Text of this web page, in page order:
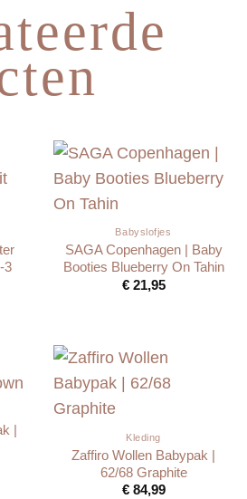
3
Babyslofjes
SAGA Copenhagen | Baby
Booties Blueberry On Tahin
€21,95
|
Kleding
Zaffiro Wollen Babypak |
62/68 Graphite
€84,99